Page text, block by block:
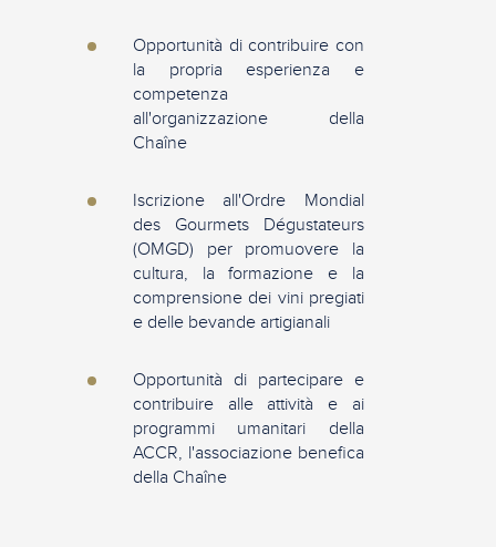
Opportunità di contribuire con
la propria esperienza e
competenza
all'organizzazione della
Chaîne
Iscrizione all'Ordre Mondial
des Gourmets Dégustateurs
(OMGD) per promuovere la
cultura, la formazione e la
comprensione dei vini pregiati
e delle bevande artigianali
Opportunità di partecipare e
contribuire alle attività e ai
programmi umanitari della
ACCR, l'associazione benefica
della Chaîne